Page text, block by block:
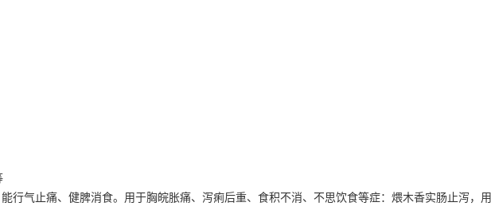
行气止痛、健脾消食。用于胸皖胀痛、泻痢后重、食积不消、不思饮食等症：煨木香实肠止泻，用